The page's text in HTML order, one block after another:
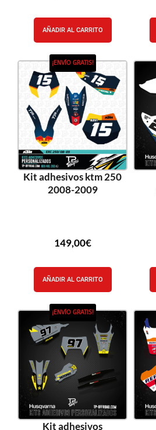
AÑADIR AL CARRITO
¡ENVÍO GRATIS!
Kit adhesivos ktm 250
2008-2009
149,00€
AÑADIR AL CARRITO
¡ENVÍO GRATIS!
Kit adhesivos